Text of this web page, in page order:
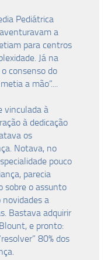
Pediátrica
a
para centros
Já na
consenso do
a mão”....
vinculada à
à dedicação
os
Notava, no
pouco
parecia
sobre o assunto
a
Bastava adquirir
e pronto:
80% dos